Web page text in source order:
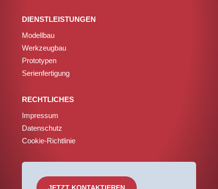
DIENSTLEISTUNGEN
Modellbau
Werkzeugbau
Prototypen
Serienfertigung
RECHTLICHES
Impressum
Datenschutz
Cookie-Richtlinie